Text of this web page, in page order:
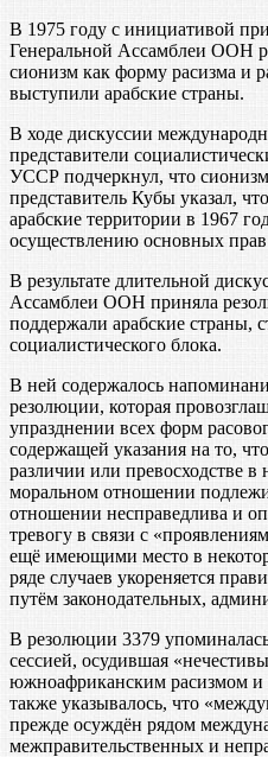
В 1975 году с инициативой
Генеральной Ассамблеи ООН
сионизм как форму расизма и
выступили арабские страны.
В ходе дискуссии
представители
УССР подчеркнул, что
представитель Кубы указал,
арабские территории в 1967
осуществлению основных прав
В результате длительной
Ассамблеи ООН приняла
поддержали арабские страны,
социалистического блока.
В ней содержалось
резолюции, которая
упразднении всех форм
содержащей указания на то,
различии или превосходстве
моральном отношении
отношении несправедлива и
тревогу в связи с
ещё имеющими место в
ряде случаев укореняется
путём законодательных,
В резолюции 3379
сессией, осудившая
южноафриканским расизмом
также указывалось, что
прежде осуждён рядом
межправительственных и